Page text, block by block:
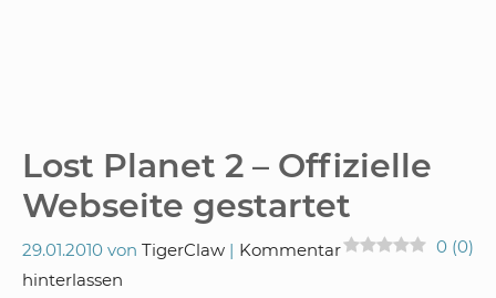
Lost Planet 2 – Offizielle
Webseite gestartet
29.01.2010 von TigerClaw 0 (0)
Kommentar
hinterlassen